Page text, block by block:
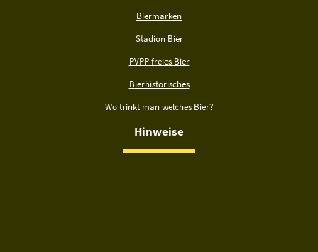
Biermarken
Stadion Bier
PVPP freies Bier
Bierhistorisches
Wo trinkt man welches Bier?
Hinweise